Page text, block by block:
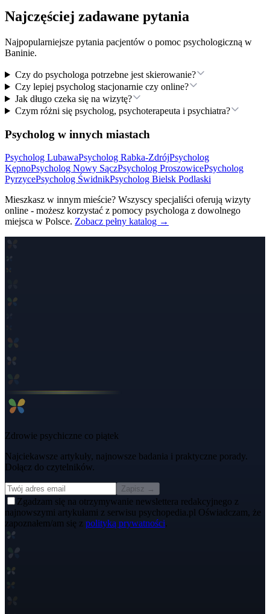
Najczęściej zadawane pytania
Najpopularniejsze pytania pacjentów o pomoc psychologiczną w
Baninie.
Czy do psychologa potrzebne jest skierowanie?
Czy lepiej psycholog stacjonarnie czy online?
Jak długo czeka się na wizytę?
Czym różni się psycholog, psychoterapeuta i psychiatra?
Psycholog w innych miastach
Psycholog LubawaPsycholog Rabka-ZdrójPsycholog
KępnoPsycholog Nowy SączPsycholog ProszowicePsycholog
PyrzycePsycholog ŚwidnikPsycholog Bielsk Podlaski
Mieszkasz w innym mieście? Wszyscy specjaliści oferują wizyty
online - możesz korzystać z pomocy psychologa z dowolnego
miejsca w Polsce. Zobacz pełny katalog →
Zdrowie psychiczne co piątek
Najciekawsze artykuły, najnowsze badania i praktyczne porady.
Dołącz do czytelników.
Zapisz →
Zgadzam się na otrzymywanie newslettera redakcyjnego z
najnowszymi artykułami z serwisu psychopedia.pl Oświadczam, że
zapoznałem/am się z polityką prywatności.